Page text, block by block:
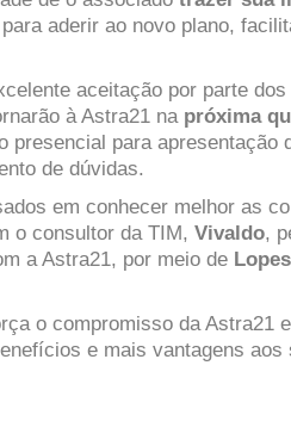
aderir ao novo plano,
aceitação por parte
à Astra21 na próxima
presencial para apresentação
de dúvidas.
em conhecer melhor as
o consultor da TIM, Vivaldo,
a Astra21, por meio de Lopes
o compromisso da Astra21
e mais vantagens